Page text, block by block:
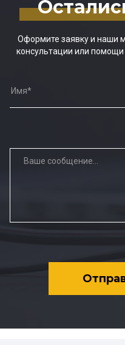
Оформите заявку и наши
консультации или